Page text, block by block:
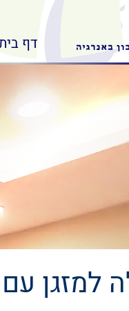
דף
למזגן